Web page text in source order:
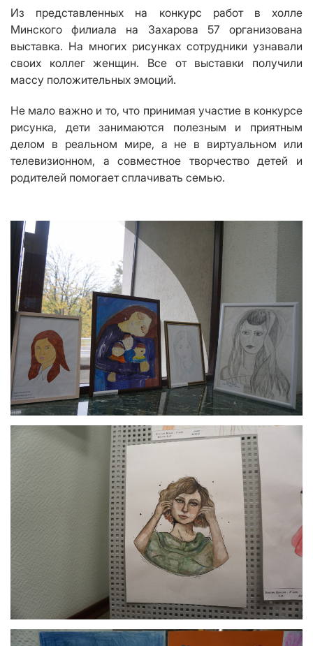
Из представленных на конкурс работ в холле
Минского филиала на Захарова 57 организована
выставка. На многих рисунках сотрудники узнавали
своих коллег женщин. Все от выставки получили
массу положительных эмоций.
Не мало важно и то, что принимая участие в конкурсе
рисунка, дети занимаются полезным и приятным
делом в реальном мире, а не в виртуальном или
телевизионном, а совместное творчество детей и
родителей помогает сплачивать семью.